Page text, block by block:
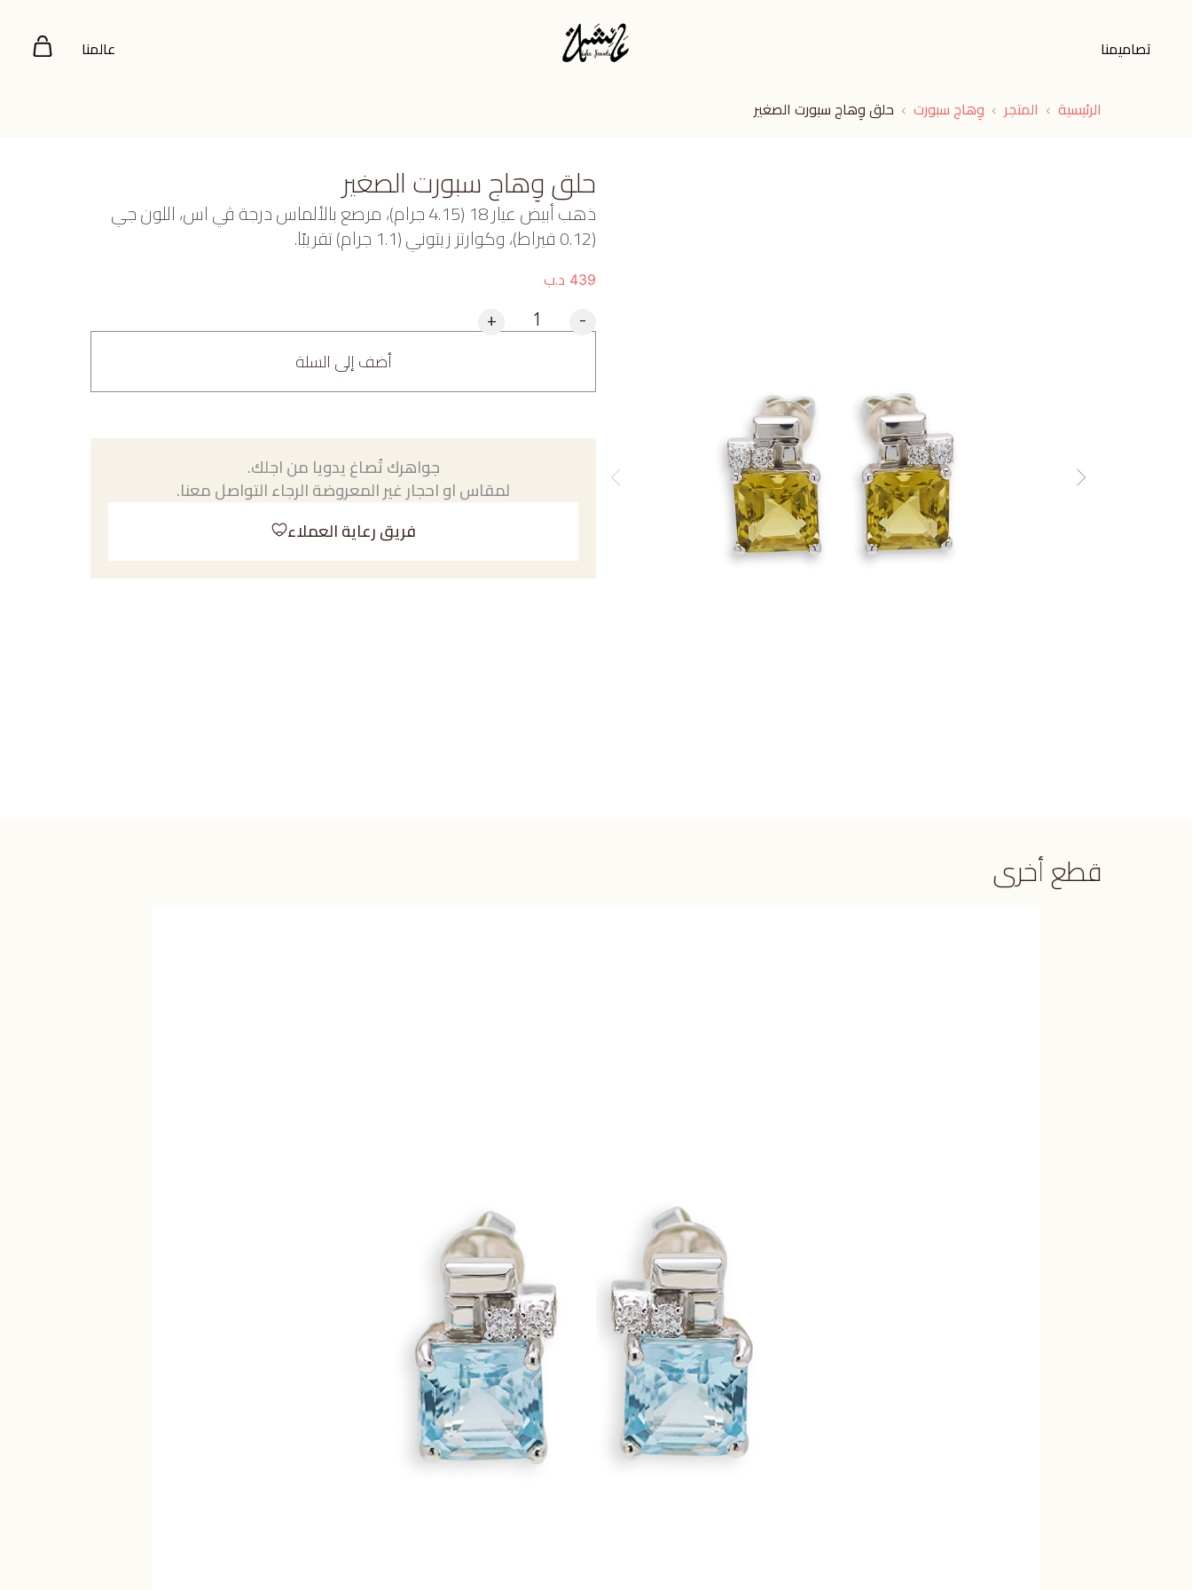
تصاميمنا عالمنا
الرئيسية المتجر وِهاج سبورت حلق وِهاج سبورت الصغير
حلق وِهاج سبورت الصغير
ذهب أبيض عيار 18 (4.15 جرام)، مرصع بالألماس درجة ڤي اس، اللون جي
(0.12 قيراط)، وكوارتز زيتوني (1.1 جرام) تقريبًا.
439 د.ب
-
+
أضف إلى السلة
جواهرك تُصاغ يدويا من اجلك.
لمقاس او احجار غير المعروضة الرجاء التواصل معنا.
فريق رعاية العملاء
قطع أخرى